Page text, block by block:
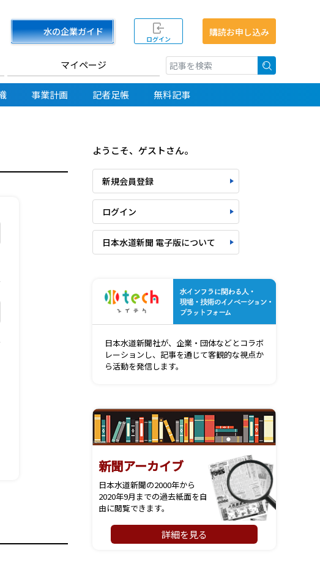
水の企業ガイド
ログイン
購読お申し込み
マイページ
事業計画 記者足帳 無料記事
ようこそ、ゲストさん。
新規会員登録
ログイン
日本水道新聞 電子版について
日本水道新聞社が、企業・団体などとコラボ
レーションし、記事を通じて客観的な視点か
ら活動を発信します。
新聞アーカイブ
日本水道新聞の2000年から
2020年9月までの過去紙面を自
由に閲覧できます。
詳細を見る